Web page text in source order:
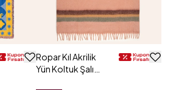
Ropar Kıl Akrilik
Yün Koltuk Şalı